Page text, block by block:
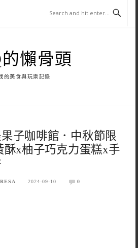
懶骨頭
的美食與玩樂記錄
子咖啡館．中秋節限
酥x柚子巧克力蛋糕x手
2024-09-10 0